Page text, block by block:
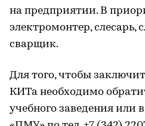
на предприятии. В
электромонтер, слесарь,
сварщик.
Для того, чтобы
КИТа необходимо
учебного заведения или